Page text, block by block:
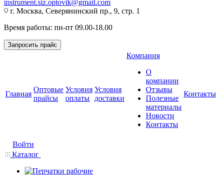
instrument.siz.optovik@gmail.com
г. Москва, Северянинский пр., 9, стр. 1
Время работы: пн-пт 09.00-18.00
Запросить прайс
Главная
Оптовые
прайсы
Условия
оплаты
Условия
доставки
Компания
О
компании
Отзывы
Полезные
материалы
Новости
Контакты
Контакты
Войти
Каталог